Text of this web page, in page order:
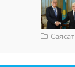
Саясат